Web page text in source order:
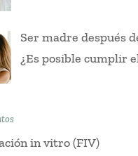
Ser madre después
¿Es posible cumplir
in vitro (FIV)